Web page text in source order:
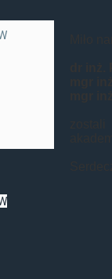
Miło